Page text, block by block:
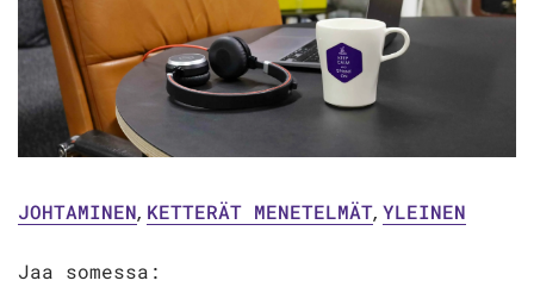
JOHTAMINEN, KETTERÄT MENETELMÄT, YLEINEN
Jaa somessa: